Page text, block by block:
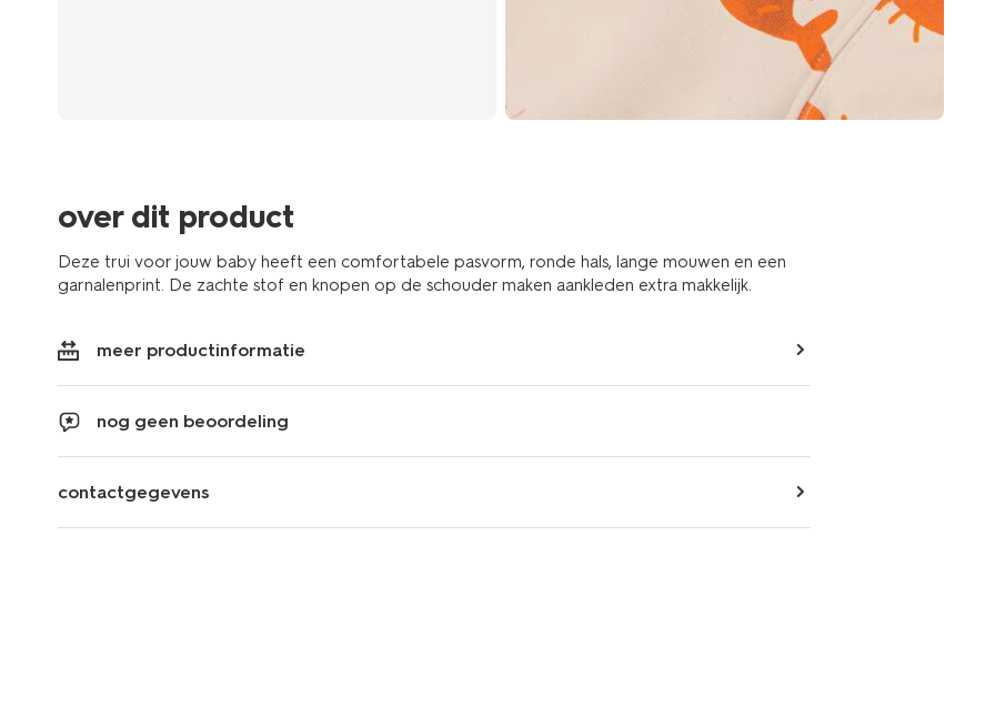
over dit product
Deze trui voor jouw baby heeft een comfortabele pasvorm, ronde hals, lange mouwen en een
garnalenprint. De zachte stof en knopen op de schouder maken aankleden extra makkelijk.
meer productinformatie
nog geen beoordeling
contactgegevens